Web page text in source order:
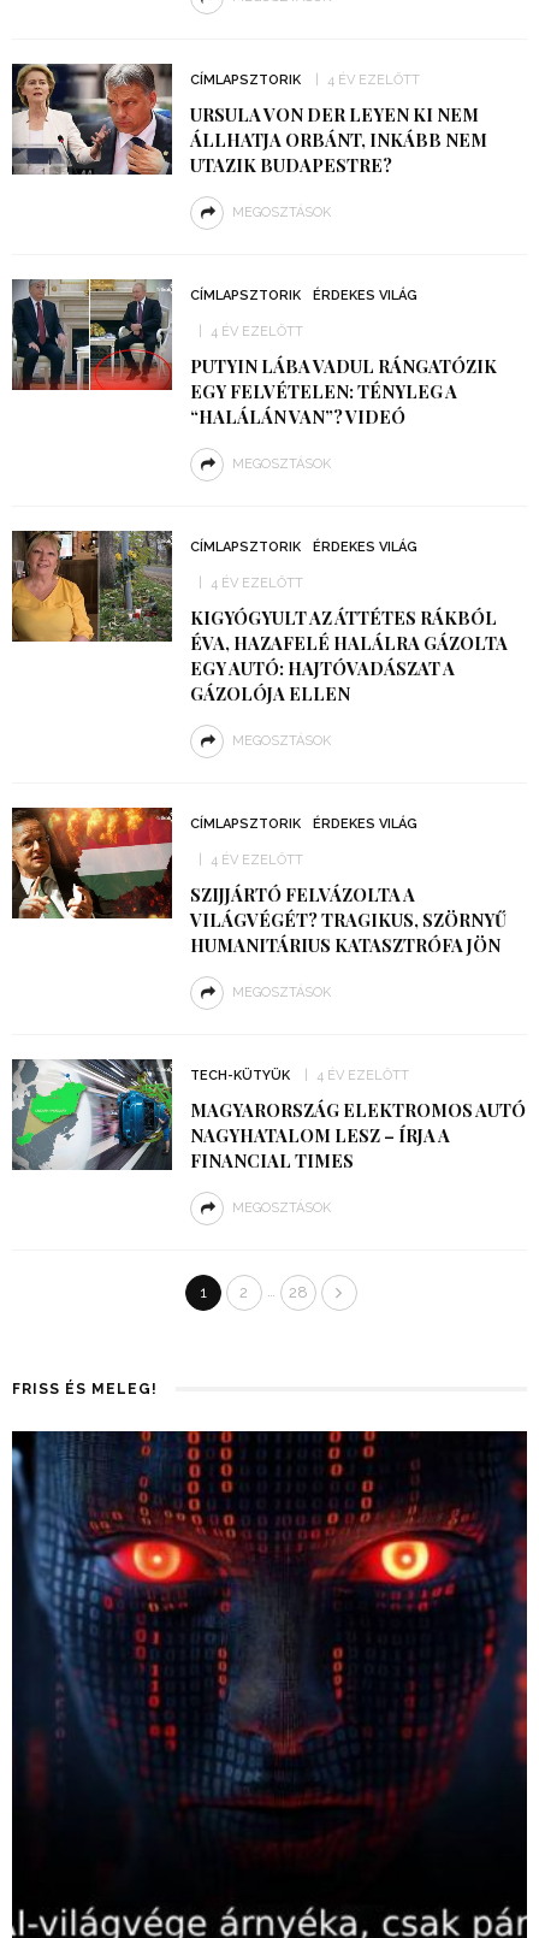
CÍMLAPSZTORIK 4 ÉV EZELŐTT
URSULA VON DER LEYEN KI NEM
ÁLLHATJA ORBÁNT, INKÁBB NEM
UTAZIK BUDAPESTRE?
MEGOSZTÁSOK
CÍMLAPSZTORIK ÉRDEKES VILÁG
4 ÉV EZELŐTT
PUTYIN LÁBA VADUL RÁNGATÓZIK
EGY FELVÉTELEN: TÉNYLEG A
“HALÁLÁN VAN”? VIDEÓ
MEGOSZTÁSOK
CÍMLAPSZTORIK ÉRDEKES VILÁG
4 ÉV EZELŐTT
KIGYÓGYULT AZ ÁTTÉTES RÁKBÓL
ÉVA, HAZAFELÉ HALÁLRA GÁZOLTA
EGY AUTÓ: HAJTÓVADÁSZAT A
GÁZOLÓJA ELLEN
MEGOSZTÁSOK
CÍMLAPSZTORIK ÉRDEKES VILÁG
4 ÉV EZELŐTT
SZIJJÁRTÓ FELVÁZOLTA A
VILÁGVÉGÉT? TRAGIKUS, SZÖRNYŰ
HUMANITÁRIUS KATASZTRÓFA JÖN
MEGOSZTÁSOK
TECH-KÜTYÜK 4 ÉV EZELŐTT
MAGYARORSZÁG ELEKTROMOS AUTÓ
NAGYHATALOM LESZ – ÍRJA A
FINANCIAL TIMES
MEGOSZTÁSOK
1 2 … 28
FRISS ÉS MELEG!